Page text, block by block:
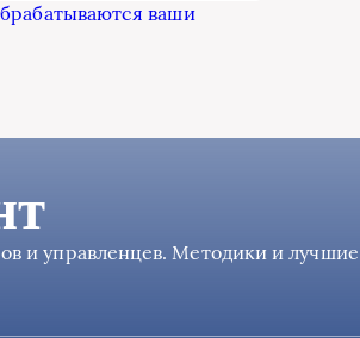
ваши
и управленцев. Методики и